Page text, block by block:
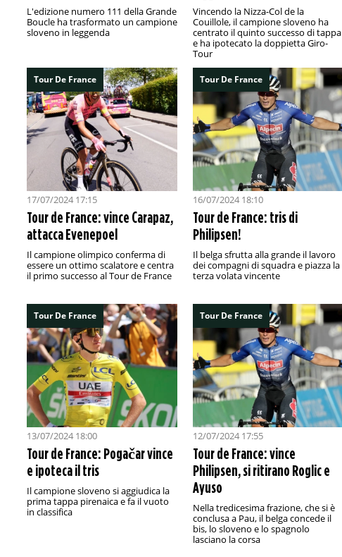
L'edizione numero 111 della Grande
Boucle ha trasformato un campione
sloveno in leggenda
Vincendo la Nizza-Col de la
Couillole, il campione sloveno ha
centrato il quinto successo di tappa
e ha ipotecato la doppietta Giro-
Tour
Tour De France
17/07/2024 17:15
Tour de France: vince Carapaz,
attacca Evenepoel
Il campione olimpico conferma di
essere un ottimo scalatore e centra
il primo successo al Tour de France
Tour De France
16/07/2024 18:10
Tour de France: tris di
Philipsen!
Il belga sfrutta alla grande il lavoro
dei compagni di squadra e piazza la
terza volata vincente
Tour De France
13/07/2024 18:00
Tour de France: Pogačar vince
e ipoteca il tris
Il campione sloveno si aggiudica la
prima tappa pirenaica e fa il vuoto
in classifica
Tour De France
12/07/2024 17:55
Tour de France: vince
Philipsen, si ritirano Roglic e
Ayuso
Nella tredicesima frazione, che si è
conclusa a Pau, il belga concede il
bis, lo sloveno e lo spagnolo
lasciano la corsa